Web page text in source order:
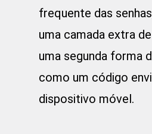
frequente das
uma camada extra
uma segunda forma
como um código
dispositivo móvel.